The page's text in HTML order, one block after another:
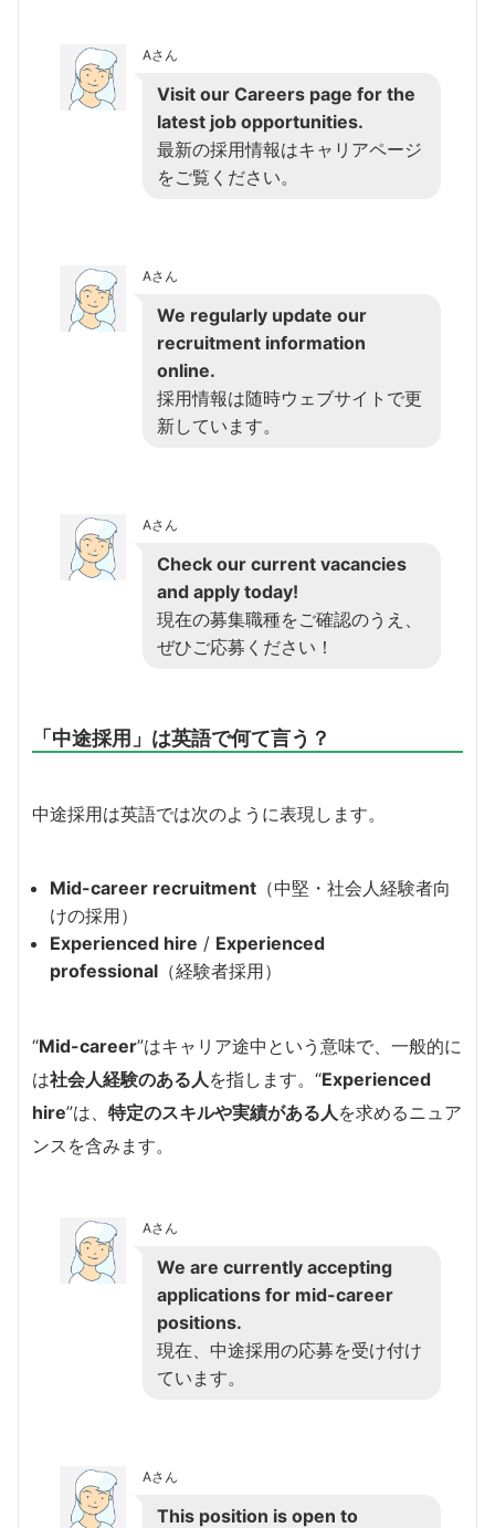
Aさん
Visit our Careers page for the
latest job opportunities.
最新の採用情報はキャリアページ
をご覧ください。
Aさん
We regularly update our
recruitment information
online.
採用情報は随時ウェブサイトで更
新しています。
Aさん
Check our current vacancies
and apply today!
現在の募集職種をご確認のうえ、
ぜひご応募ください！
「中途採用」は英語で何て言う？
中途採用は英語では次のように表現します。
Mid-career recruitment （中堅・社会人経験者向
けの採用）
Experienced hire / Experienced
professional （経験者採用）
“Mid-career”はキャリア途中という意味で、一般的に
は社会人経験のある人 を指します。“Experienced
hire”は、 特定のスキルや実績がある人 を求めるニュア
ンスを含みます。
Aさん
We are currently accepting
applications for mid-career
positions.
現在、中途採用の応募を受け付け
ています。
Aさん
This position is open to